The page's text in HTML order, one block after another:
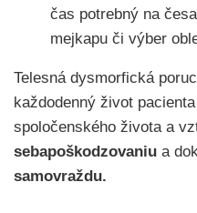
čas potrebný na
mejkapu či výber
Telesná dysmorfická
každodenný život
spoločenského života a
sebapoškodzovaniu a
samovraždu.